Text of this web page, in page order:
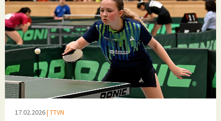
17.02.2026| TTVN